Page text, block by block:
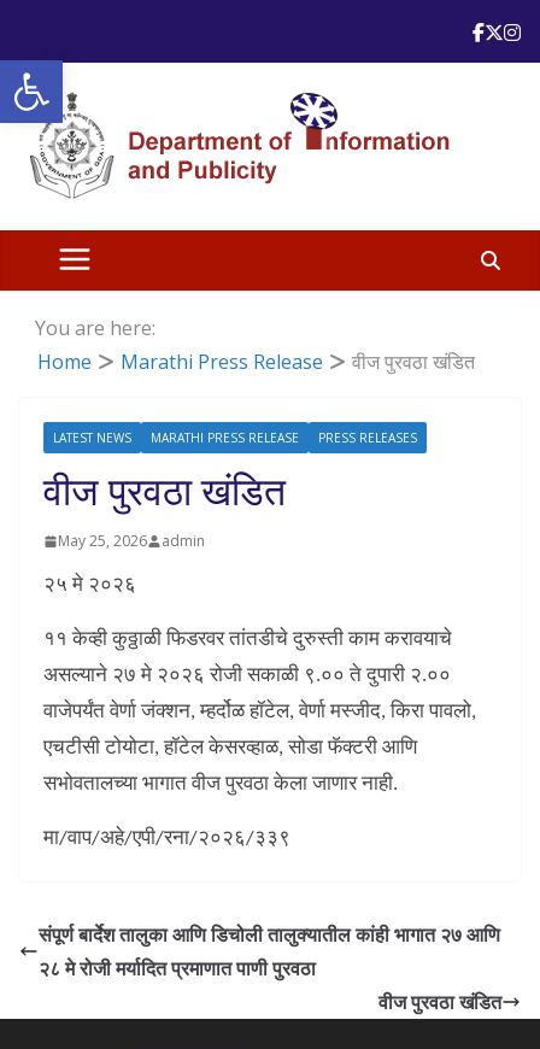
Open toolbar
content
You are here:
Home
Marathi Press Release वीज पुरवठा खंडित
LATEST NEWS MARATHI PRESS RELEASE PRESS RELEASES
वीज पुरवठा खंडित
May 25, 2026 admin
२५ मे २०२६
११ केव्ही कुठ्ठाळी फिडरवर तांतडीचे दुरुस्ती काम करावयाचे
असल्याने २७ मे २०२६ रोजी सकाळी ९.०० ते दुपारी २.००
वाजेपर्यंत वेर्णा जंक्शन, म्हर्दोळ हॉटेल, वेर्णा मस्जीद, किरा पावलो,
एचटीसी टोयोटा, हॉटेल केसरव्हाळ, सोडा फॅक्टरी आणि
सभोवतालच्या भागात वीज पुरवठा केला जाणार नाही.
मा/वाप/अहे/एपी/रना/२०२६/३३९
संपूर्ण बार्देश तालुका आणि डिचोली तालुक्यातील कांही भागात २७ आणि
२८ मे रोजी मर्यादित प्रमाणात पाणी पुरवठा
वीज पुरवठा खंडित